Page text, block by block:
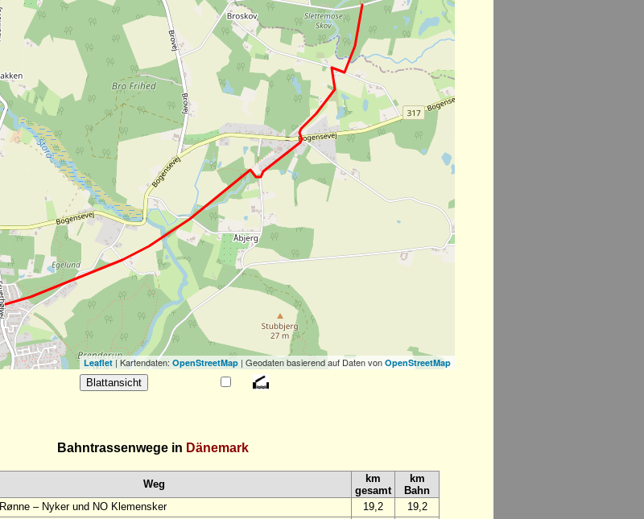
Leaflet| Kartendaten: OpenStreetMap| Geodaten basierend auf Daten von OpenStreetMap
Bahntrassenwege in Dänemark
Weg
km
gesamt
km
Bahn
Rønne – Nyker und NO Klemensker 19,2
19,2